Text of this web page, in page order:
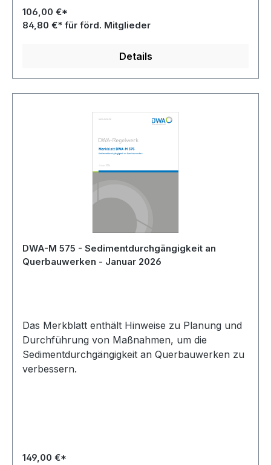
106,00 €*
84,80 €* für förd. Mitglieder
Details
DWA-M 575 - Sedimentdurchgängigkeit an
Querbauwerken - Januar 2026
Das Merkblatt enthält Hinweise zu Planung und
Durchführung von Maßnahmen, um die
Sedimentdurchgängigkeit an Querbauwerken zu
verbessern.
149,00 €*